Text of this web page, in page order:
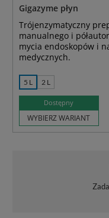
Gigazyme płyn
Trójenzymatyczny
manualnego i
mycia endoskopów i
medycznych.
5 L 2 L
Dostępny
WYBIERZ WARIANT